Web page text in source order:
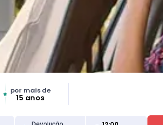
por mais de
15 anos